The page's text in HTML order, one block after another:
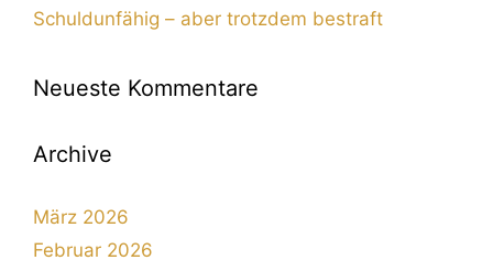
Schuldunfähig – aber trotzdem bestraft
Neueste Kommentare
Archive
März 2026
Februar 2026